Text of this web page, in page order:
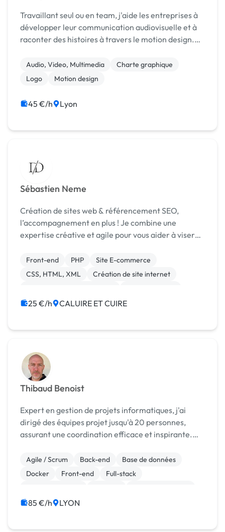
Travaillant seul ou en team, j'aide les entreprises à
développer leur communication audiovisuelle et à
raconter des histoires à travers le motion design.
et Animography, j'ai co-fondé mon collec...
Audio, Video, Multimedia
Charte graphique
Logo
Motion design
45 €/h Lyon
Sébastien Neme
Création de sites web & référencement SEO,
l’accompagnement en plus ! Je combine une
expertise créative et agile pour vous aider à viser
Référencement naturel, Site web WordPress et E-
commerce...
Front-end PHP
Site E-commerce
CSS, HTML, XML
Création de site internet
WordPress
Charte graphique
25 €/h CALUIRE ET CUIRE
Thibaud Benoist
Expert en gestion de projets informatiques, j'ai
dirigé des équipes projet jusqu'à 20 personnes,
assurant une coordination efficace et inspirante.
je m'investis dans le suivi individuel de chaq...
Agile / Scrum Back-end
Base de données
Docker
Front-end
Full-stack
Data mining
85 €/h LYON